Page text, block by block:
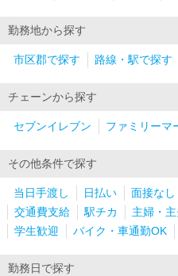
勤務地から探す
市区郡で探す 路線・駅で探す
チェーンから探す
セブンイレブン ファミリーマ
その他条件で探す
当日手渡し 日払い 面接なし
交通費支給
駅チカ 主婦・
学生歓迎
バイク・車通勤OK
勤務日で探す